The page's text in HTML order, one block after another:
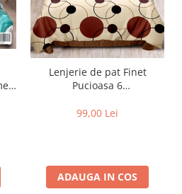
Lenjerie de pat Finet
Pucioasa 6
si buline-R369
99,00 Lei
ADAUGA IN COS